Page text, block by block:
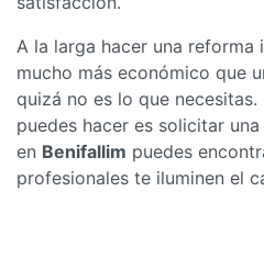
A la larga hacer una reforma
mucho más económico que
quizá no es lo que
puedes hacer es solicitar una
en Benifallim puedes
profesionales te iluminen el